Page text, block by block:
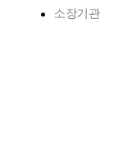
소장기관